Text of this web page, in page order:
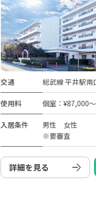
交通 総武線 平井駅南
使用料 個室：¥87,000
入居条件
男性 女性
※要審査
詳細を見る